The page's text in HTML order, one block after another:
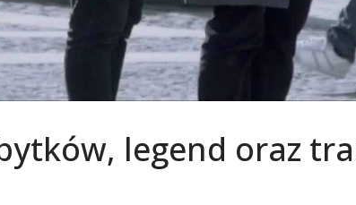
legend oraz